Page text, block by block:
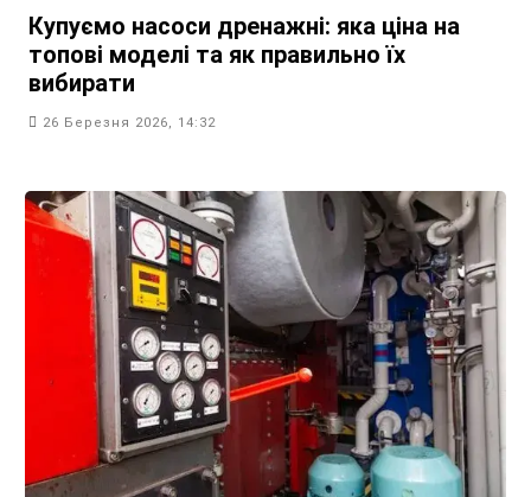
Купуємо насоси дренажні: яка ціна на
топові моделі та як правильно їх
вибирати
26 Березня 2026, 14:32